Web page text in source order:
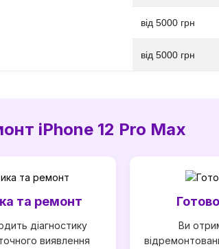
від 5000 грн
від 5000 грн
iPhone 12 Pro Max
та ремонт
діагностику
виявлення
Ви